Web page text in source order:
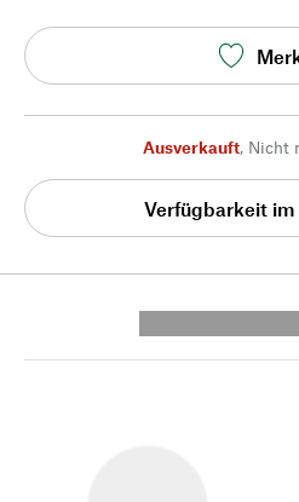
Ausverkauft, Nicht
Verfügbarkeit im